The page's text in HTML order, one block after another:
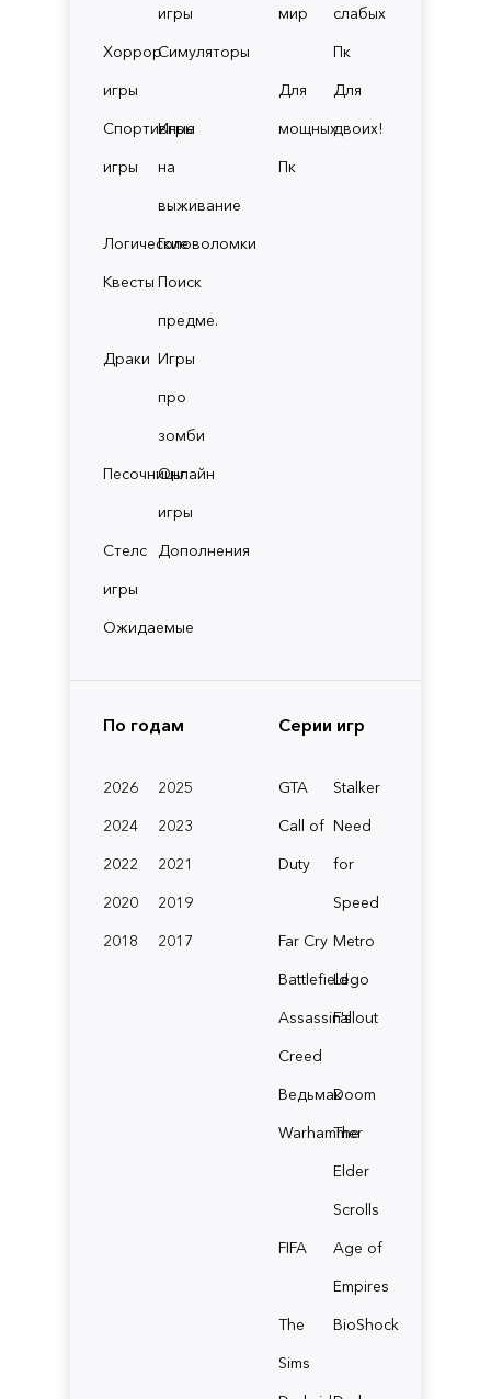
игры
Хоррор
игры
Симуляторы
Спортивные
игры
Игры
на
выживание
ЛогическиеГоловоломки
Квесты Поиск
предме.
Драки Игры
про
зомби
ПесочницыОнлайн
игры
Стелс
игры
Дополнения
Ожидаемые
мир
слабых
Пк
Для
мощных
Пк
Для
двоих!
По годам
2026
2025
2024
2023
2022
2021
2020
2019
2018
2017
Серии игр
GTA
Stalker
Call of
Duty
Need
for
Speed
Far Cry Metro
BattlefieldLego
Assassin's
Creed
Fallout
ВедьмакDoom
Warhammer
The
Elder
Scrolls
FIFA
Age of
Empires
The
Sims
BioShock